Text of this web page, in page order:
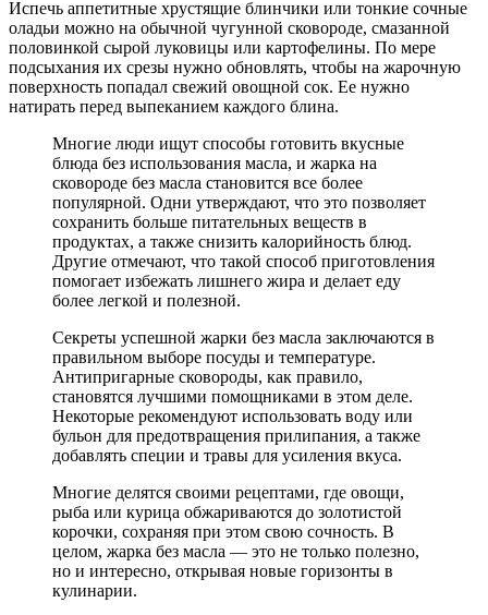
Испечь аппетитные хрустящие блинчики или тонкие сочные
оладьи можно на обычной чугунной сковороде, смазанной
половинкой сырой луковицы или картофелины. По мере
подсыхания их срезы нужно обновлять, чтобы на жарочную
поверхность попадал свежий овощной сок. Ее нужно
натирать перед выпеканием каждого блина.
Многие люди ищут способы готовить вкусные
блюда без использования масла, и жарка на
сковороде без масла становится все более
популярной. Одни утверждают, что это позволяет
сохранить больше питательных веществ в
продуктах, а также снизить калорийность блюд.
Другие отмечают, что такой способ приготовления
помогает избежать лишнего жира и делает еду
более легкой и полезной.
Секреты успешной жарки без масла заключаются в
правильном выборе посуды и температуре.
Антипригарные сковороды, как правило,
становятся лучшими помощниками в этом деле.
Некоторые рекомендуют использовать воду или
бульон для предотвращения прилипания, а также
добавлять специи и травы для усиления вкуса.
Многие делятся своими рецептами, где овощи,
рыба или курица обжариваются до золотистой
корочки, сохраняя при этом свою сочность. В
целом, жарка без масла — это не только полезно,
но и интересно, открывая новые горизонты в
кулинарии.